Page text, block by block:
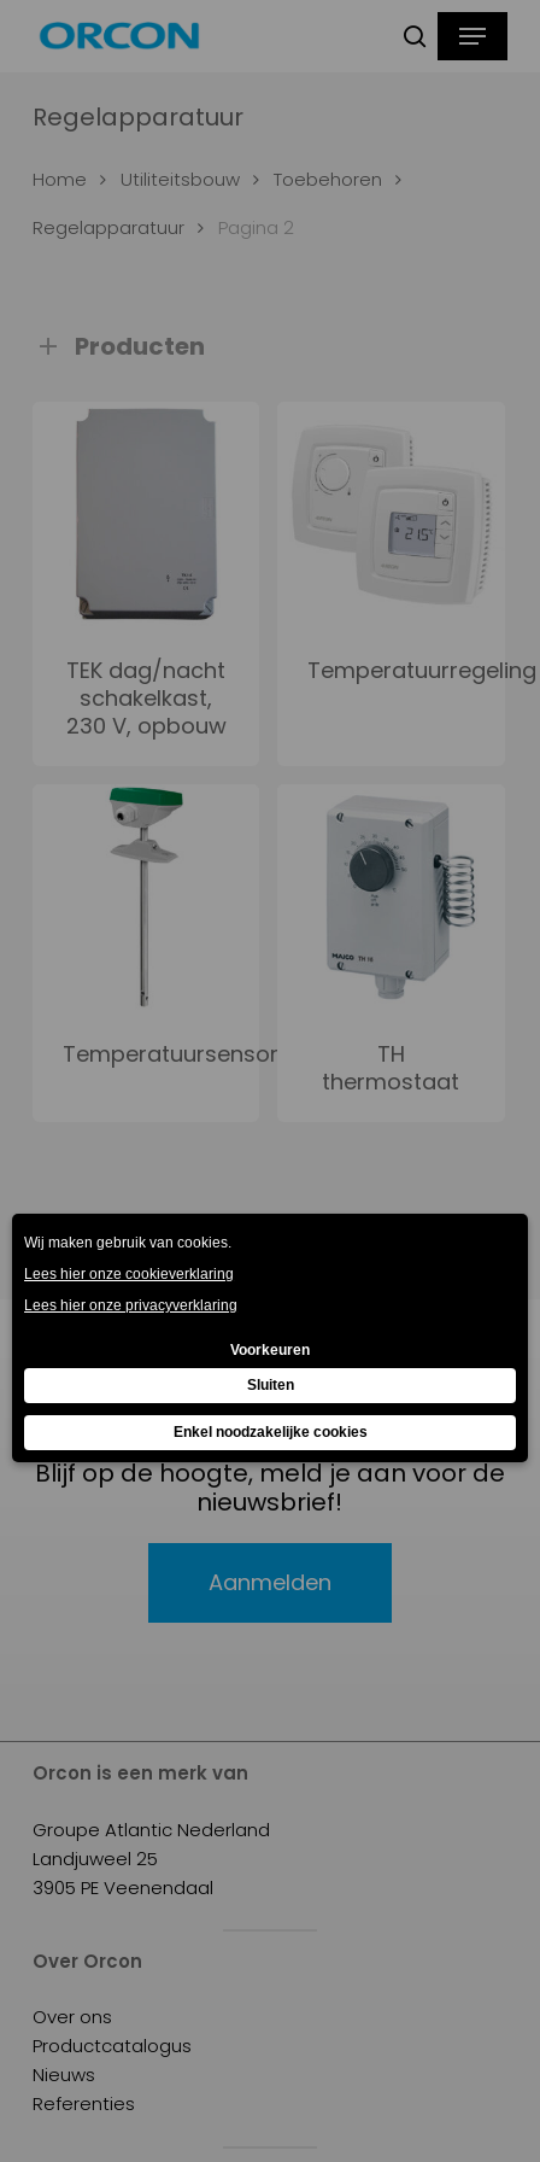
Producten
zoeken
Menu
Regelapparatuur
Home Utiliteitsbouw
Toebehoren
Regelapparatuur
Pagina 2
Producten
TEK dag/nacht
schakelkast,
230 V, opbouw
Temperatuurregeling
Temperatuursensoren
TH
thermostaat
Vorige
Blijf op de hoogte, meld je aan voor de
nieuwsbrief!
Aanmelden
Orcon is een merk van
Groupe Atlantic Nederland
Landjuweel 25
3905 PE Veenendaal
Over Orcon
Over ons
Productcatalogus
Nieuws
Referenties